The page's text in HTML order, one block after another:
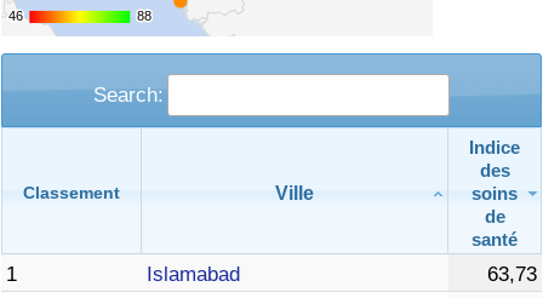
46
46 88
88
Search:
Classement Ville
Indice
des
soins
de
santé
1 Islamabad
63,73